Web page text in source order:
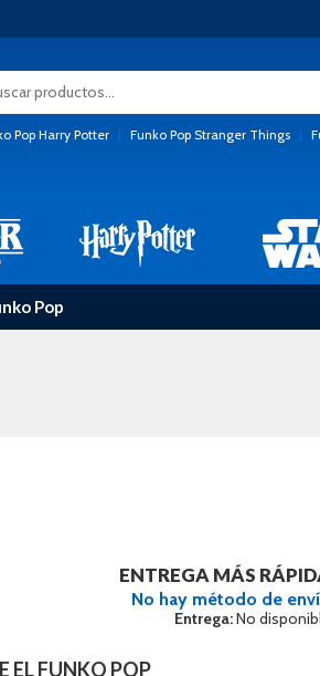
Pop Harry Potter | Funko Pop Stranger Things |
Pop
ENTREGA MÁS
No hay método de
Entrega:No
EL FUNKO POP